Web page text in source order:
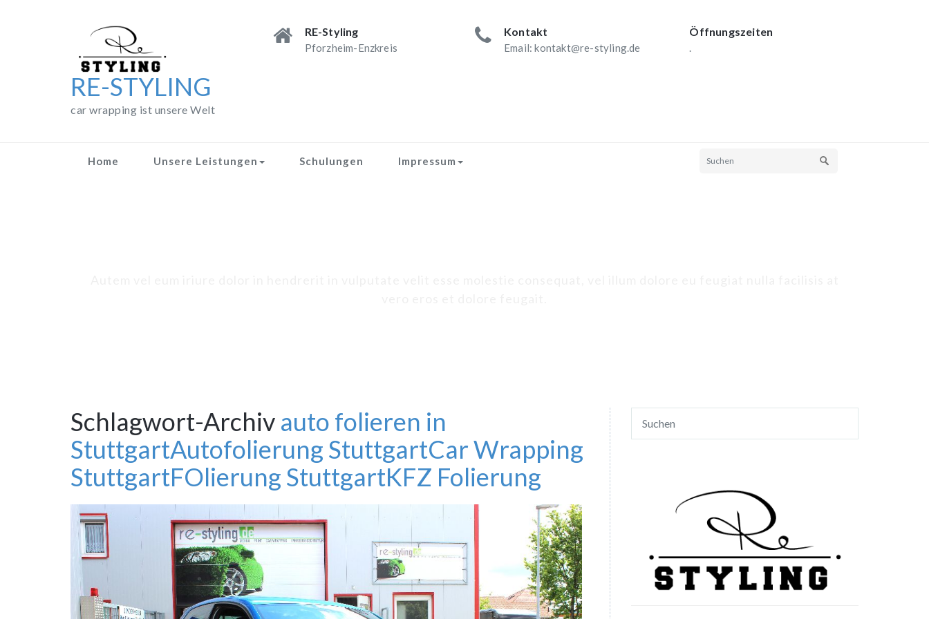
RE-STYLING
car wrapping ist unsere Welt
RE-Styling
Pforzheim-Enzkreis
Kontakt
Email: kontakt@re-styling.de
Öffnungszeiten
.
Home Unsere Leistungen Schulungen Impressum
Schlagwort-Archiv auto folieren in
StuttgartAutofolierung StuttgartCar Wrapping
StuttgartFOlierung StuttgartKFZ Folierung